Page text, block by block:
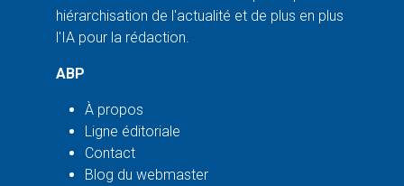
hiérarchisation de l'actualité et de plus en plus
l'IA pour la rédaction.
ABP
À propos
Ligne éditoriale
Contact
Blog du webmaster